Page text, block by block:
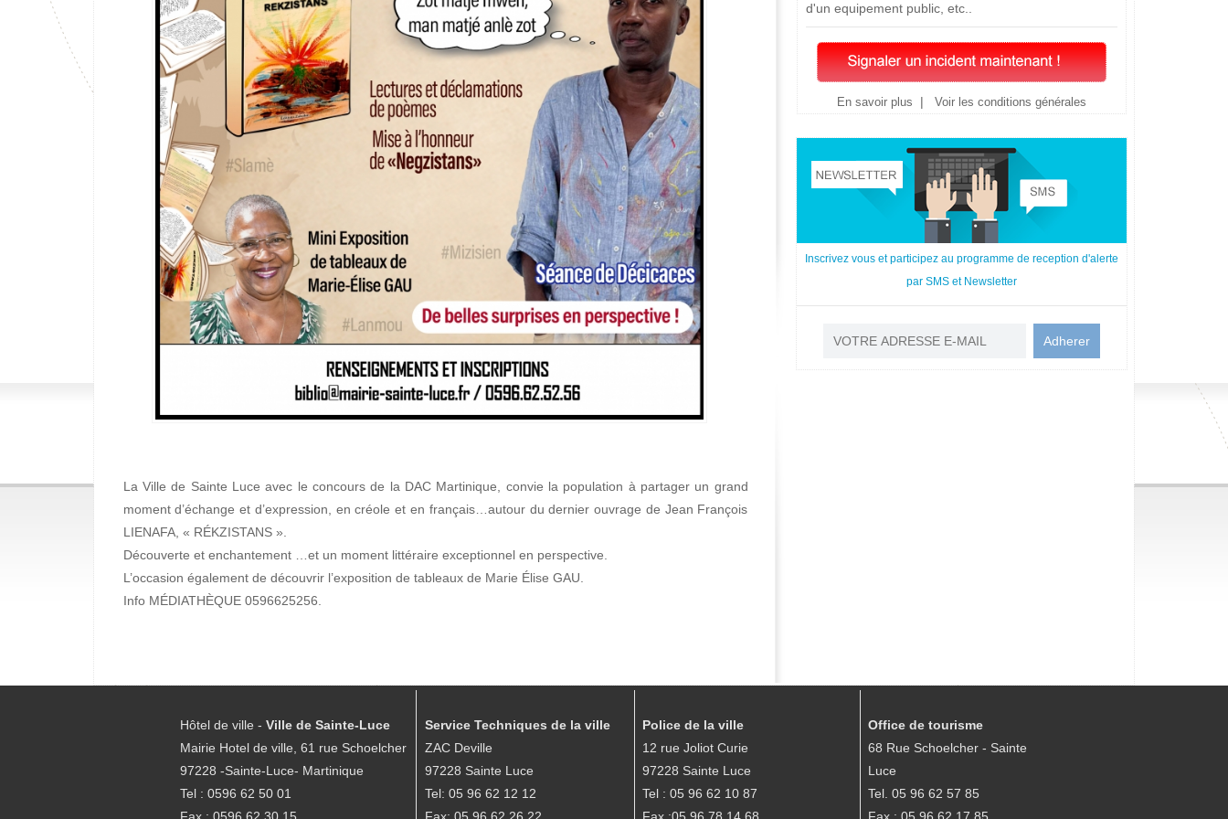
La Ville de Sainte Luce avec le concours de la DAC Martinique, convie la population à partager un grand
moment d’échange et d’expression, en créole et en français…autour du dernier ouvrage de Jean François
LIENAFA, « RÉKZISTANS ».
Découverte et enchantement …et un moment littéraire exceptionnel en perspective.
L’occasion également de découvrir l’exposition de tableaux de Marie Élise GAU.
Info MÉDIATHÈQUE 0596625256.
d'un equipement public, etc..
En savoir plus | Voir les conditions générales
Inscrivez vous et participez au programme de reception d'alerte
par SMS et Newsletter
Hôtel de ville - Ville de Sainte-Luce
Mairie Hotel de ville, 61 rue Schoelcher
97228 -Sainte-Luce- Martinique
Tel : 0596 62 50 01
Service Techniques de la ville
ZAC Deville
97228 Sainte Luce
Tel: 05 96 62 12 12
Police de la ville
12 rue Joliot Curie
97228 Sainte Luce
Tel : 05 96 62 10 87
Office de tourisme
68 Rue Schoelcher - Sainte
Luce
Tel. 05 96 62 57 85